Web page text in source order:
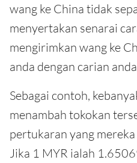
wang ke China tidak
menyertakan senarai
mengirimkan wang ke
anda dengan carian
Sebagai contoh,
menambah tokokan
pertukaran yang
Jika 1 MYR ialah